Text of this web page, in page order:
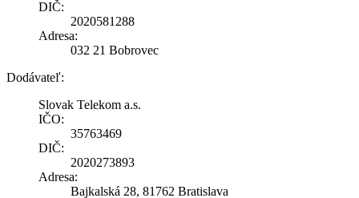
DIČ:
2020581288
Adresa:
032 21 Bobrovec
Dodávateľ:
Slovak Telekom a.s.
IČO:
35763469
DIČ:
2020273893
Adresa:
Bajkalská 28, 81762 Bratislava